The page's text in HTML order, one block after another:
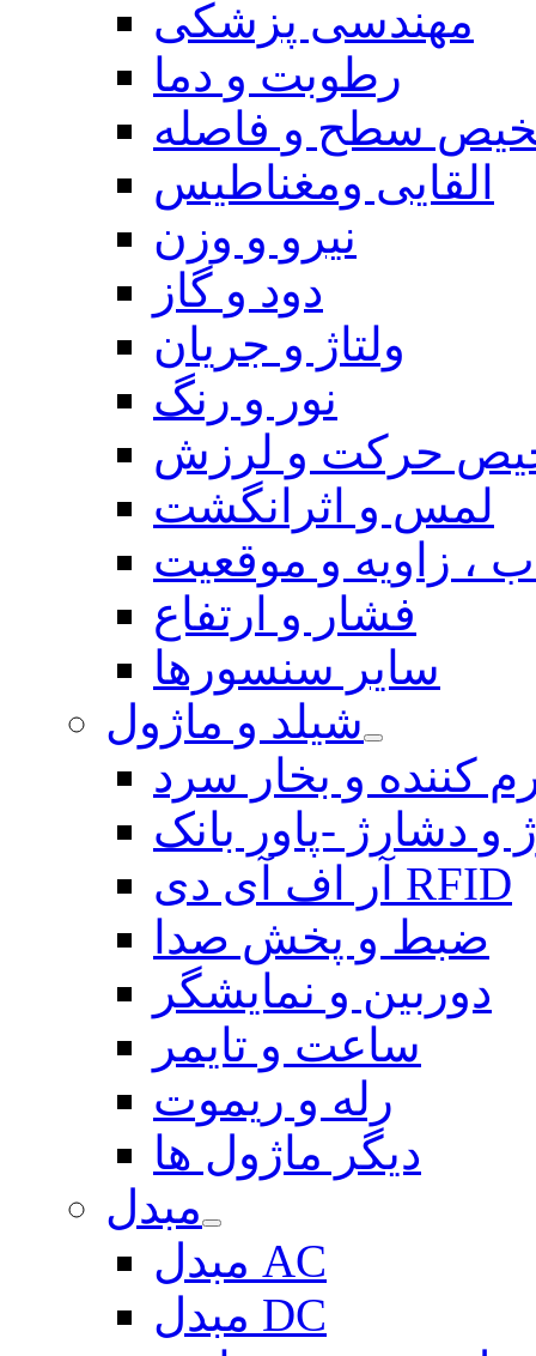
مهندسی پزشکی
رطوبت و دما
سطح و فاصله
القایی ومغناطیس
نیرو و وزن
دود و گاز
ولتاژ و جریان
نور و رنگ
حرکت و لرزش
لمس و اثرانگشت
، زاویه و موقعیت
فشار و ارتفاع
سایر سنسورها
شیلد و ماژول
کننده و بخار سرد
و دشارژ -پاور بانک
آر اف آی دی RFID
ضبط و پخش صدا
دوربین و نمایشگر
ساعت و تایمر
رله و ریموت
دیگر ماژول ها
مبدل
مبدل AC
مبدل DC